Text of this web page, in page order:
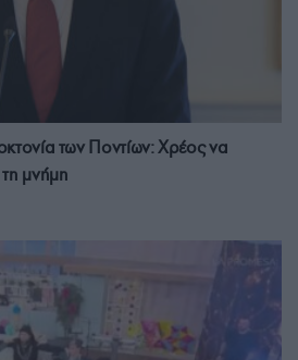
των Ποντίων: Χρέος να
μνήμη